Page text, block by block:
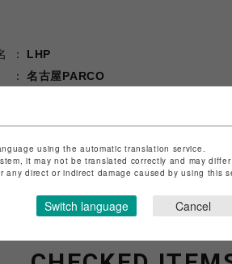
LHP
名古屋PARCO
問い合わせはこちら
using the automatic translation service.
it may not be translated correctly and may
direct or indirect damage caused by using this
Switch language Cancel